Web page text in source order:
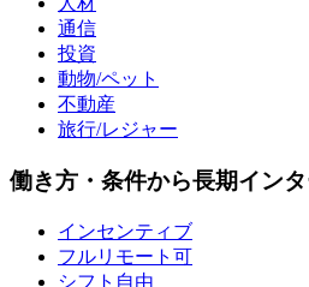
通信
投資
動物/ペット
不動産
旅行/レジャー
働き方・条件から長期イン
インセンティブ
フルリモート可
シフト自由